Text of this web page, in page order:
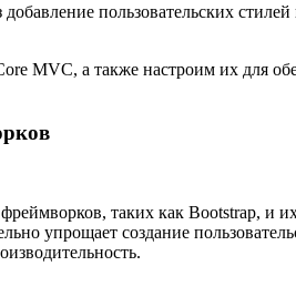
пользовательских
MVC, а также настроим их для
таких как Bootstrap, и
упрощает создание